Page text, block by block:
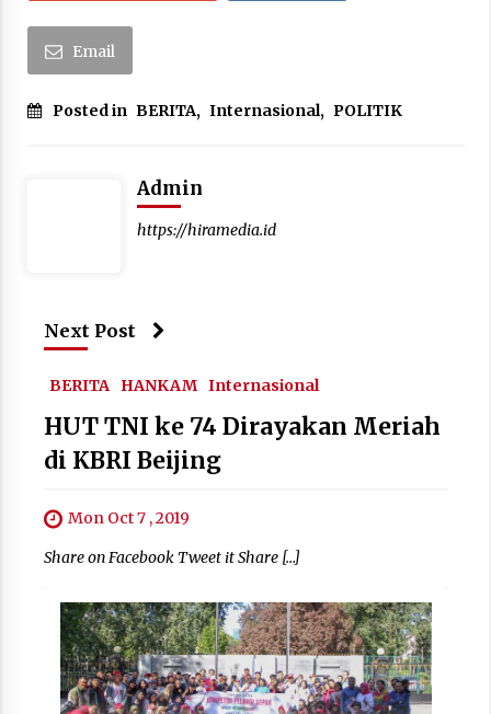
Email
Posted in BERITA, Internasional, POLITIK
Admin
https://hiramedia.id
Next Post
BERITA HANKAM Internasional
HUT TNI ke 74 Dirayakan Meriah
di KBRI Beijing
Mon Oct 7 , 2019
Share on Facebook Tweet it Share […]